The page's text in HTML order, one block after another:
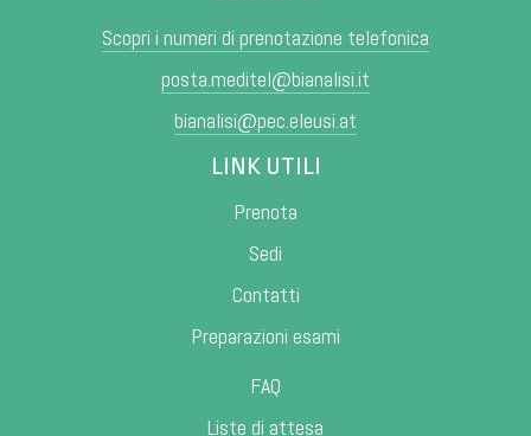
Scopri i numeri di prenotazione telefonica
posta.meditel@bianalisi.it
bianalisi@pec.eleusi.at
LINK UTILI
Prenota
Sedi
Contatti
Preparazioni esami
FAQ
Liste di attesa